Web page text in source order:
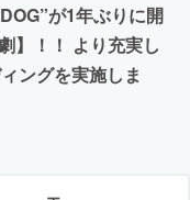
が1年ぶりに開
】！！ より充実し
ングを実施しま